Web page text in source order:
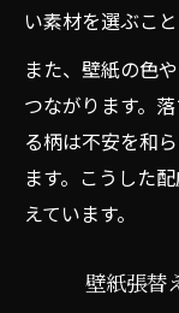
い素材を選ぶこ
また、壁紙の色
つながります。
る柄は不安を和
ます。こうした
えています。
壁紙張替